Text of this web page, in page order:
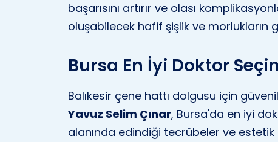
başarısını artırır ve olası
oluşabilecek hafif şişlik ve
Bursa En İyi Doktor
Balıkesir çene hattı dolgusu için
Yavuz Selim Çınar, Bursa'da en iyi
alanında edindiği tecrübeler ve